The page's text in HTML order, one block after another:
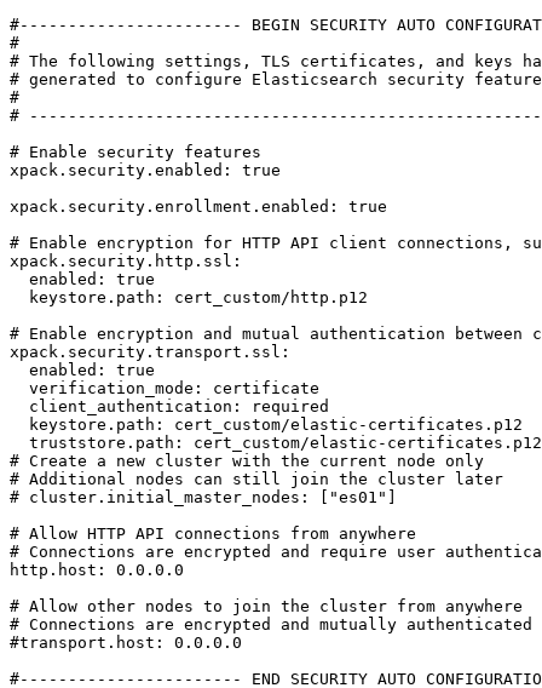
#----------------------- BEGIN SECURITY AUTO
#
# The following settings, TLS certificates, and
# generated to configure Elasticsearch security
#
#
# Enable security features
xpack.security.enabled: true
xpack.security.enrollment.enabled: true
# Enable encryption for HTTP API client connections,
xpack.security.http.ssl:
  enabled: true
  keystore.path: cert_custom/http.p12
# Enable encryption and mutual authentication between
xpack.security.transport.ssl:
  enabled: true
  verification_mode: certificate
  client_authentication: required
  keystore.path: cert_custom/elastic-certificates.p12
  truststore.path: cert_custom/elastic-certificates.p12
# Create a new cluster with the current node only
# Additional nodes can still join the cluster later
# cluster.initial_master_nodes: ["es01"]
# Allow HTTP API connections from anywhere
# Connections are encrypted and require user
http.host: 0.0.0.0
# Allow other nodes to join the cluster from anywhere
# Connections are encrypted and mutually authenticated
#transport.host: 0.0.0.0